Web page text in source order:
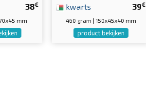
38€
mm
39€
kwarts
460 gram | 150x45x40 mm
product bekijken